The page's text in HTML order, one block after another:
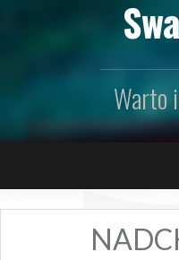
Warto